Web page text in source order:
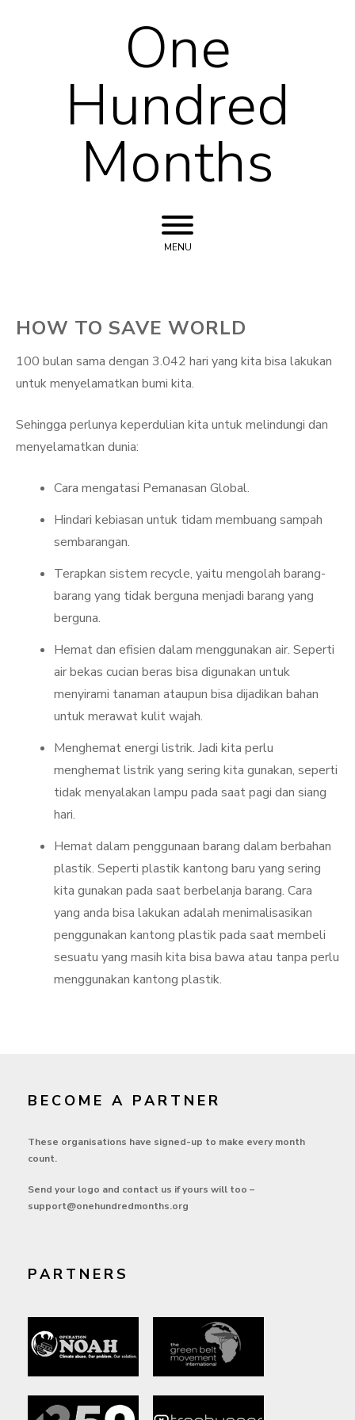
One
Hundred
Months
MENU
HOW TO SAVE WORLD
100 bulan sama dengan 3.042 hari yang kita bisa lakukan
untuk menyelamatkan bumi kita.
Sehingga perlunya keperdulian kita untuk melindungi dan
menyelamatkan dunia:
Cara mengatasi Pemanasan Global.
Hindari kebiasan untuk tidam membuang sampah
sembarangan.
Terapkan sistem recycle, yaitu mengolah barang-
barang yang tidak berguna menjadi barang yang
berguna.
Hemat dan efisien dalam menggunakan air. Seperti
air bekas cucian beras bisa digunakan untuk
menyirami tanaman ataupun bisa dijadikan bahan
untuk merawat kulit wajah.
Menghemat energi listrik. Jadi kita perlu
menghemat listrik yang sering kita gunakan, seperti
tidak menyalakan lampu pada saat pagi dan siang
hari.
Hemat dalam penggunaan barang dalam berbahan
plastik. Seperti plastik kantong baru yang sering
kita gunakan pada saat berbelanja barang. Cara
yang anda bisa lakukan adalah menimalisasikan
penggunakan kantong plastik pada saat membeli
sesuatu yang masih kita bisa bawa atau tanpa perlu
menggunakan kantong plastik.
BECOME A PARTNER
These organisations have signed-up to make every month
count.
Send your logo and contact us if yours will too –
support@onehundredmonths.org
PARTNERS